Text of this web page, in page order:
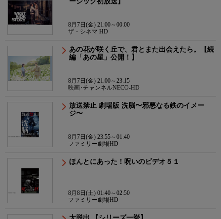
8月7日(金) 21:00～00:00
ザ・シネマ HD
あの花が咲く丘で、君とまた出会えたら。【続
編「あの星」公開！】
8月7日(金) 21:00～23:15
映画･チャンネルNECO-HD
放送禁止 劇場版 洗脳〜邪悪なる鉄のイメー
ジ〜
8月7日(金) 23:55～01:40
ファミリー劇場HD
ほんとにあった！呪いのビデオ５１
8月8日(土) 01:40～02:50
ファミリー劇場HD